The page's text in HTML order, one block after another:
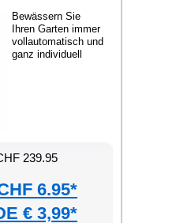
Bewässern Sie
Ihren Garten immer
vollautomatisch und
ganz individuell
239.95
6.95*
€ 3,99*